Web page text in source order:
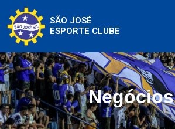
SÃO JOSÉ
ESPORTE CLUBE
Negócios